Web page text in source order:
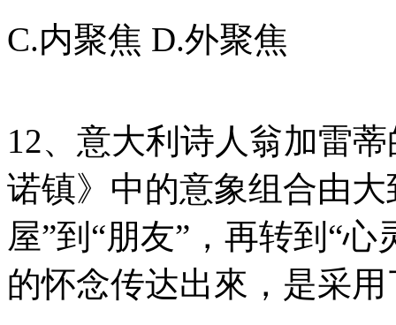
C.内聚焦 D.外聚焦
12、意大利诗人翁加雷
诺镇》中的意象组合由
屋”到“朋友”，再转到“
的怀念传达出來，是采